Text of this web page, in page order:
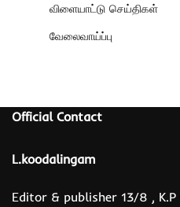
விளையாட்டு செய்திகள்
வேலைவாய்ப்பு
Official Contact
L.koodalingam
Editor & publisher 13/8 , K.P